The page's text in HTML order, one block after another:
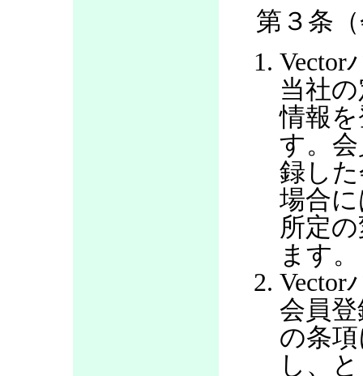
第３条
Vector
当社
情報
す。
録し
場合
所定
ます。
Vector
会員
の条
し、